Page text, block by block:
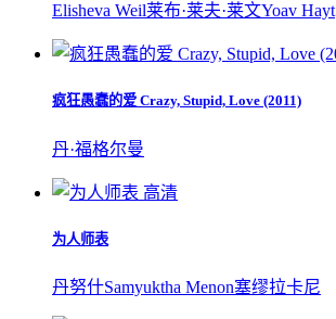
Elisheva Weil莱布·莱夫·莱文Yoav Hayt
疯狂愚蠢的爱 Crazy, Stupid, Love (2011)
丹·福格尔曼
高清
为人师表
丹努什Samyuktha Menon塞缪拉卡尼